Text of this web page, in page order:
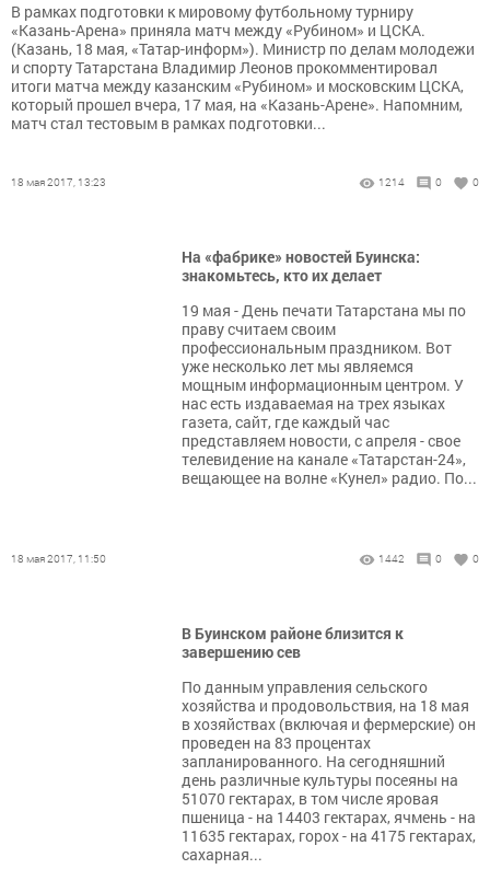
В рамках подготовки к мировому футбольному турниру
«Казань-Арена» приняла матч между «Рубином» и ЦСКА.
(Казань, 18 мая, «Татар-информ»). Министр по делам молодежи
и спорту Татарстана Владимир Леонов прокомментировал
итоги матча между казанским «Рубином» и московским ЦСКА,
который прошел вчера, 17 мая, на «Казань-Арене». Напомним,
матч стал тестовым в рамках подготовки...
18 мая 2017, 13:23 1214 0 0
На «фабрике» новостей Буинска:
знакомьтесь, кто их делает
19 мая - День печати Татарстана мы по
праву считаем своим
профессиональным праздником. Вот
уже несколько лет мы являемся
мощным информационным центром. У
нас есть издаваемая на трех языках
газета, сайт, где каждый час
представляем новости, с апреля - свое
телевидение на канале «Татарстан-24»,
вещающее на волне «Кунел» радио. По...
18 мая 2017, 11:50 1442 0 0
В Буинском районе близится к
завершению сев
По данным управления сельского
хозяйства и продовольствия, на 18 мая
в хозяйствах (включая и фермерские) он
проведен на 83 процентах
запланированного. На сегодняшний
день различные культуры посеяны на
51070 гектарах, в том числе яровая
пшеница - на 14403 гектарах, ячмень - на
11635 гектарах, горох - на 4175 гектарах,
сахарная...